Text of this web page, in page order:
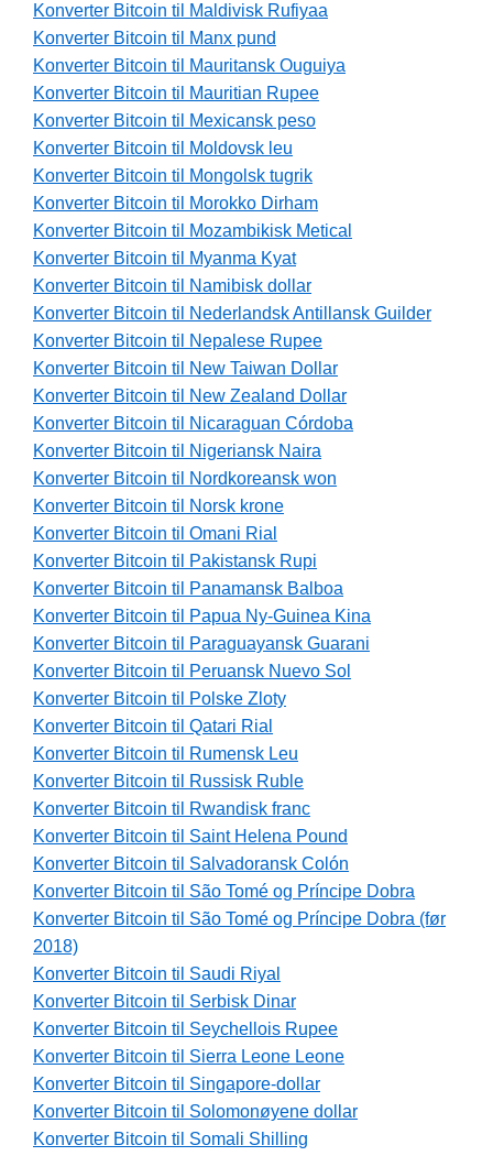
Konverter Bitcoin til Maldivisk Rufiyaa
Konverter Bitcoin til Manx pund
Konverter Bitcoin til Mauritansk Ouguiya
Konverter Bitcoin til Mauritian Rupee
Konverter Bitcoin til Mexicansk peso
Konverter Bitcoin til Moldovsk leu
Konverter Bitcoin til Mongolsk tugrik
Konverter Bitcoin til Morokko Dirham
Konverter Bitcoin til Mozambikisk Metical
Konverter Bitcoin til Myanma Kyat
Konverter Bitcoin til Namibisk dollar
Konverter Bitcoin til Nederlandsk Antillansk Guilder
Konverter Bitcoin til Nepalese Rupee
Konverter Bitcoin til New Taiwan Dollar
Konverter Bitcoin til New Zealand Dollar
Konverter Bitcoin til Nicaraguan Córdoba
Konverter Bitcoin til Nigeriansk Naira
Konverter Bitcoin til Nordkoreansk won
Konverter Bitcoin til Norsk krone
Konverter Bitcoin til Omani Rial
Konverter Bitcoin til Pakistansk Rupi
Konverter Bitcoin til Panamansk Balboa
Konverter Bitcoin til Papua Ny-Guinea Kina
Konverter Bitcoin til Paraguayansk Guarani
Konverter Bitcoin til Peruansk Nuevo Sol
Konverter Bitcoin til Polske Zloty
Konverter Bitcoin til Qatari Rial
Konverter Bitcoin til Rumensk Leu
Konverter Bitcoin til Russisk Ruble
Konverter Bitcoin til Rwandisk franc
Konverter Bitcoin til Saint Helena Pound
Konverter Bitcoin til Salvadoransk Colón
Konverter Bitcoin til São Tomé og Príncipe Dobra
Konverter Bitcoin til São Tomé og Príncipe Dobra (før
2018)
Konverter Bitcoin til Saudi Riyal
Konverter Bitcoin til Serbisk Dinar
Konverter Bitcoin til Seychellois Rupee
Konverter Bitcoin til Sierra Leone Leone
Konverter Bitcoin til Singapore-dollar
Konverter Bitcoin til Solomonøyene dollar
Konverter Bitcoin til Somali Shilling